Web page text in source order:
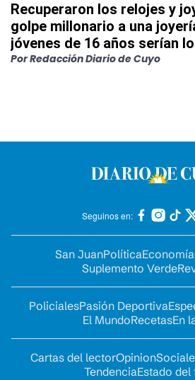
Recuperaron los relojes y
golpe millonario a una
jóvenes de 16 años serían
PorRedacción Diario de Cuyo
Seguinos en:
San JuanPolíticaEconomía
Suplemento Verde
PolicialesPasión Deportiva
El MundoRecetasEn
Cartas del lectorOpinion
TendenciaEstado del